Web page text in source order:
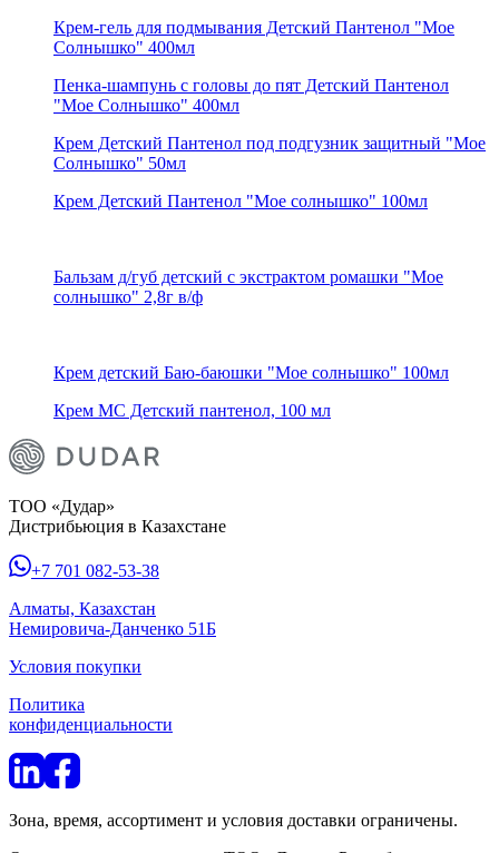
Крем-гель для подмывания Детский Пантенол "Мое
Солнышко" 400мл
Пенка-шампунь с головы до пят Детский Пантенол
"Мое Солнышко" 400мл
Крем Детский Пантенол под подгузник защитный "Мое
Солнышко" 50мл
Крем Детский Пантенол "Мое солнышко" 100мл
Бальзам д/губ детский с экстрактом ромашки "Мое
солнышко" 2,8г в/ф
Крем детский Баю-баюшки "Мое солнышко" 100мл
Крем МС Детский пантенол, 100 мл
ТОО «Дудар»
Дистрибьюция в Казахстане
+7 701 082-53-38
Алматы, Казахстан
Немировича-Данченко 51Б
Условия покупки
Политика
конфиденциальности
Зона, время, ассортимент и условия доставки ограничены.